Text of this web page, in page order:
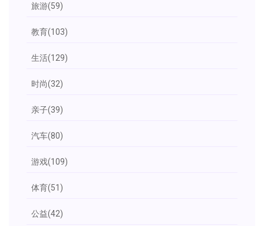
旅游(59)
教育(103)
生活(129)
时尚(32)
亲子(39)
汽车(80)
游戏(109)
体育(51)
公益(42)